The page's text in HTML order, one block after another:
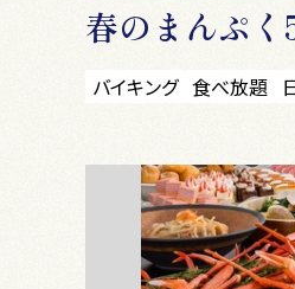
春のまんぷ
バイキング 食べ放題